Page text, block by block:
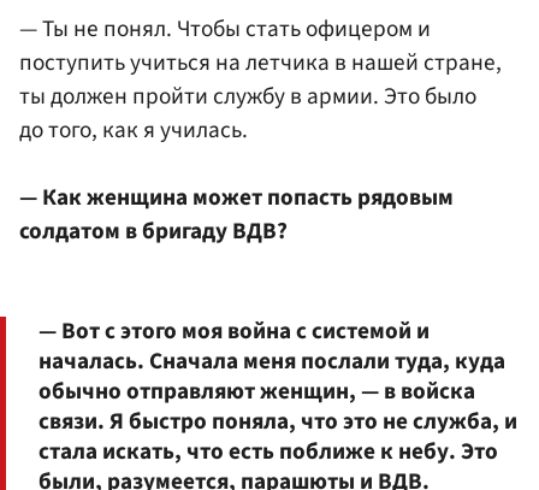
— Ты не понял. Чтобы стать офицером и
поступить учиться на летчика в нашей стране,
ты должен пройти службу в армии. Это было
до того, как я училась.
— Как женщина может попасть рядовым
солдатом в бригаду ВДВ?
— Вот с этого моя война с системой и
началась. Сначала меня послали туда, куда
обычно отправляют женщин, — в войска
связи. Я быстро поняла, что это не служба, и
стала искать, что есть поближе к небу. Это
были, разумеется, парашюты и ВДВ.